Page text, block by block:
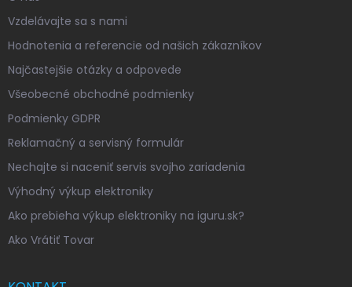
Vzdelávajte sa s nami
Hodnotenia a referencie od našich zákazníkov
Najčastejšie otázky a odpovede
Všeobecné obchodné podmienky
Podmienky GDPR
Reklamačný a servisný formulár
Nechajte si naceniť servis svojho zariadenia
Výhodný výkup elektroniky
Ako prebieha výkup elektroniky na iguru.sk?
Ako Vrátiť Tovar